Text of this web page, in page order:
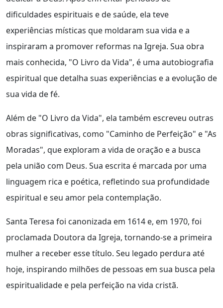
dificuldades espirituais e de saúde, ela teve
experiências místicas que moldaram sua vida e a
inspiraram a promover reformas na Igreja. Sua obra
mais conhecida, "O Livro da Vida", é uma autobiografia
espiritual que detalha suas experiências e a evolução de
sua vida de fé.
Além de "O Livro da Vida", ela também escreveu outras
obras significativas, como "Caminho de Perfeição" e "As
Moradas", que exploram a vida de oração e a busca
pela união com Deus. Sua escrita é marcada por uma
linguagem rica e poética, refletindo sua profundidade
espiritual e seu amor pela contemplação.
Santa Teresa foi canonizada em 1614 e, em 1970, foi
proclamada Doutora da Igreja, tornando-se a primeira
mulher a receber esse título. Seu legado perdura até
hoje, inspirando milhões de pessoas em sua busca pela
espiritualidade e pela perfeição na vida cristã.